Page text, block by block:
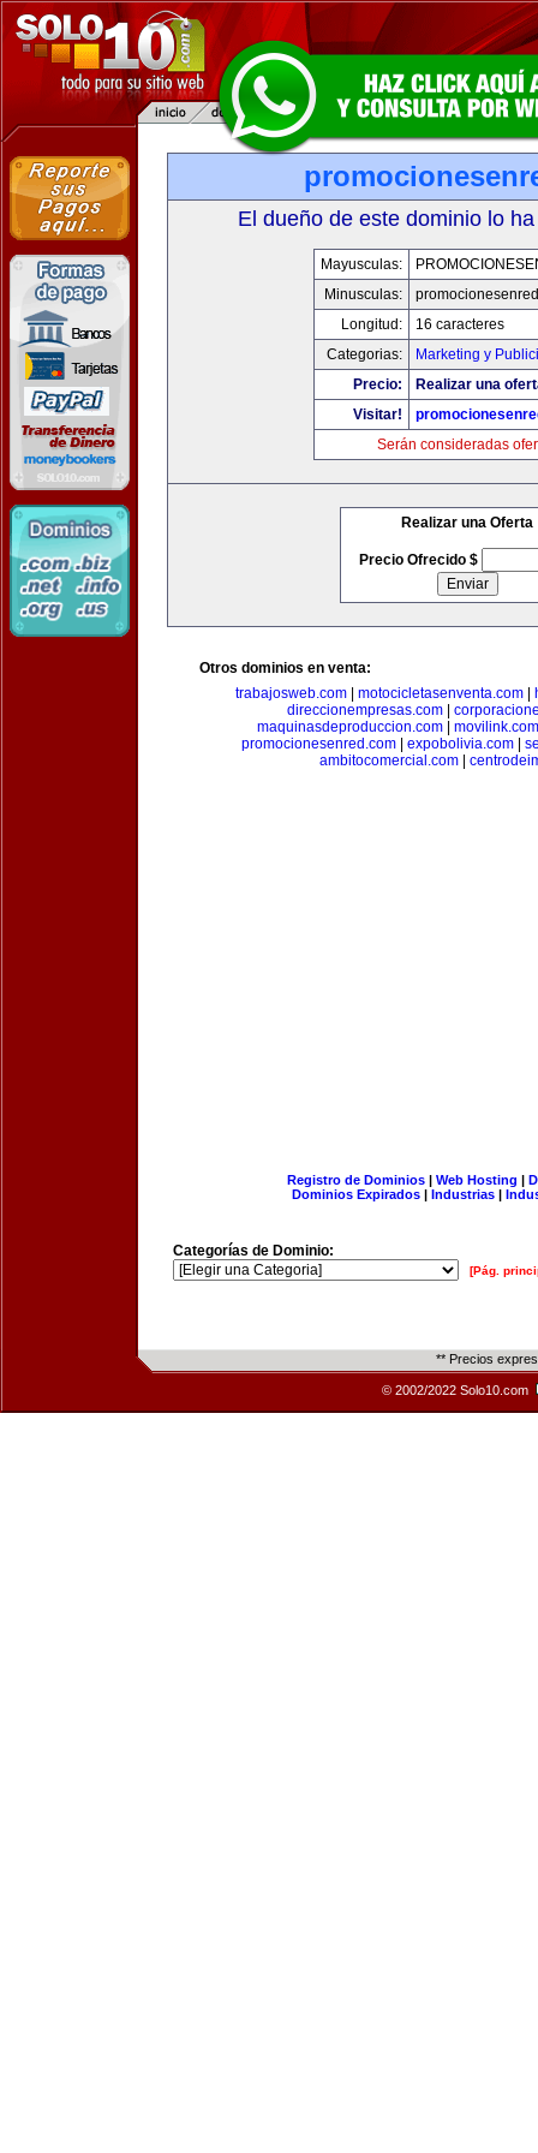
El dueño de este dominio lo
Mayusculas:
Minusculas:
Longitud:
16 caracteres
Categorias:
Marketing y
Precio:
Realizar una
Visitar!
Serán consideradas
Realizar una Oferta
Precio Ofrecido $
Otros dominios en venta:
trabajosweb.com| motocicletasenventa.com|
direccionempresas.com|
maquinasdeproduccion.com
movilink.com
promocionesenred.com| expobolivia.com|
ambitocomercial.com
Registro de Dominios| Web Hosting |
Dominios Expirados | Industrias |
Categorías de Dominio:
[Pág.
** Precios
© 2002/2022 Solo10.com